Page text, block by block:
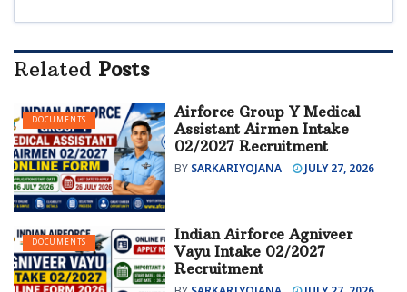
Related Posts
DOCUMENTS
Airforce Group Y Medical
Assistant Airmen Intake
02/2027 Recruitment
BY SARKARIYOJANA JULY 27, 2026
DOCUMENTS
Indian Airforce Agniveer
Vayu Intake 02/2027
Recruitment